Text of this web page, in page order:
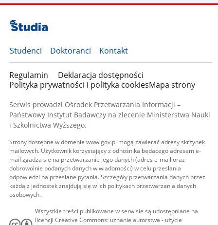
Studenci Doktoranci Kontakt
Regulamin
Deklaracja dostępności
Polityka prywatności i polityka cookiesMapa strony
Serwis prowadzi Ośrodek Przetwarzania Informacji –
Państwowy Instytut Badawczy na zlecenie Ministerstwa Nauki
i Szkolnictwa Wyższego.
Strony dostępne w domenie www.gov.pl mogą zawierać adresy skrzynek
mailowych. Użytkownik korzystający z odnośnika będącego adresem e-
mail zgadza się na przetwarzanie jego danych (adres e-mail oraz
dobrowolnie podanych danych w wiadomości) w celu przesłania
odpowiedzi na przesłane pytania. Szczegóły przetwarzania danych przez
każdą z jednostek znajdują się w ich politykach przetwarzania danych
osobowych.
Wszystkie treści publikowane w serwisie są udostępniane na
licencji Creative Commons: uznanie autorstwa - użycie